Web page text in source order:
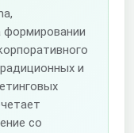
и
со